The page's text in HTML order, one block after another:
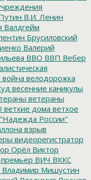
В.И. Ленин
Валдгейм
Брусиловский
Валерий
ВВО ВВП Вебер
война велодорожка
весенние каникулы
ветераны
ветхие дома ветхое
России"
взрыв
видеорегистратор
Орёл Виктор
ВИЧ ВККС
Владимир Мишустин